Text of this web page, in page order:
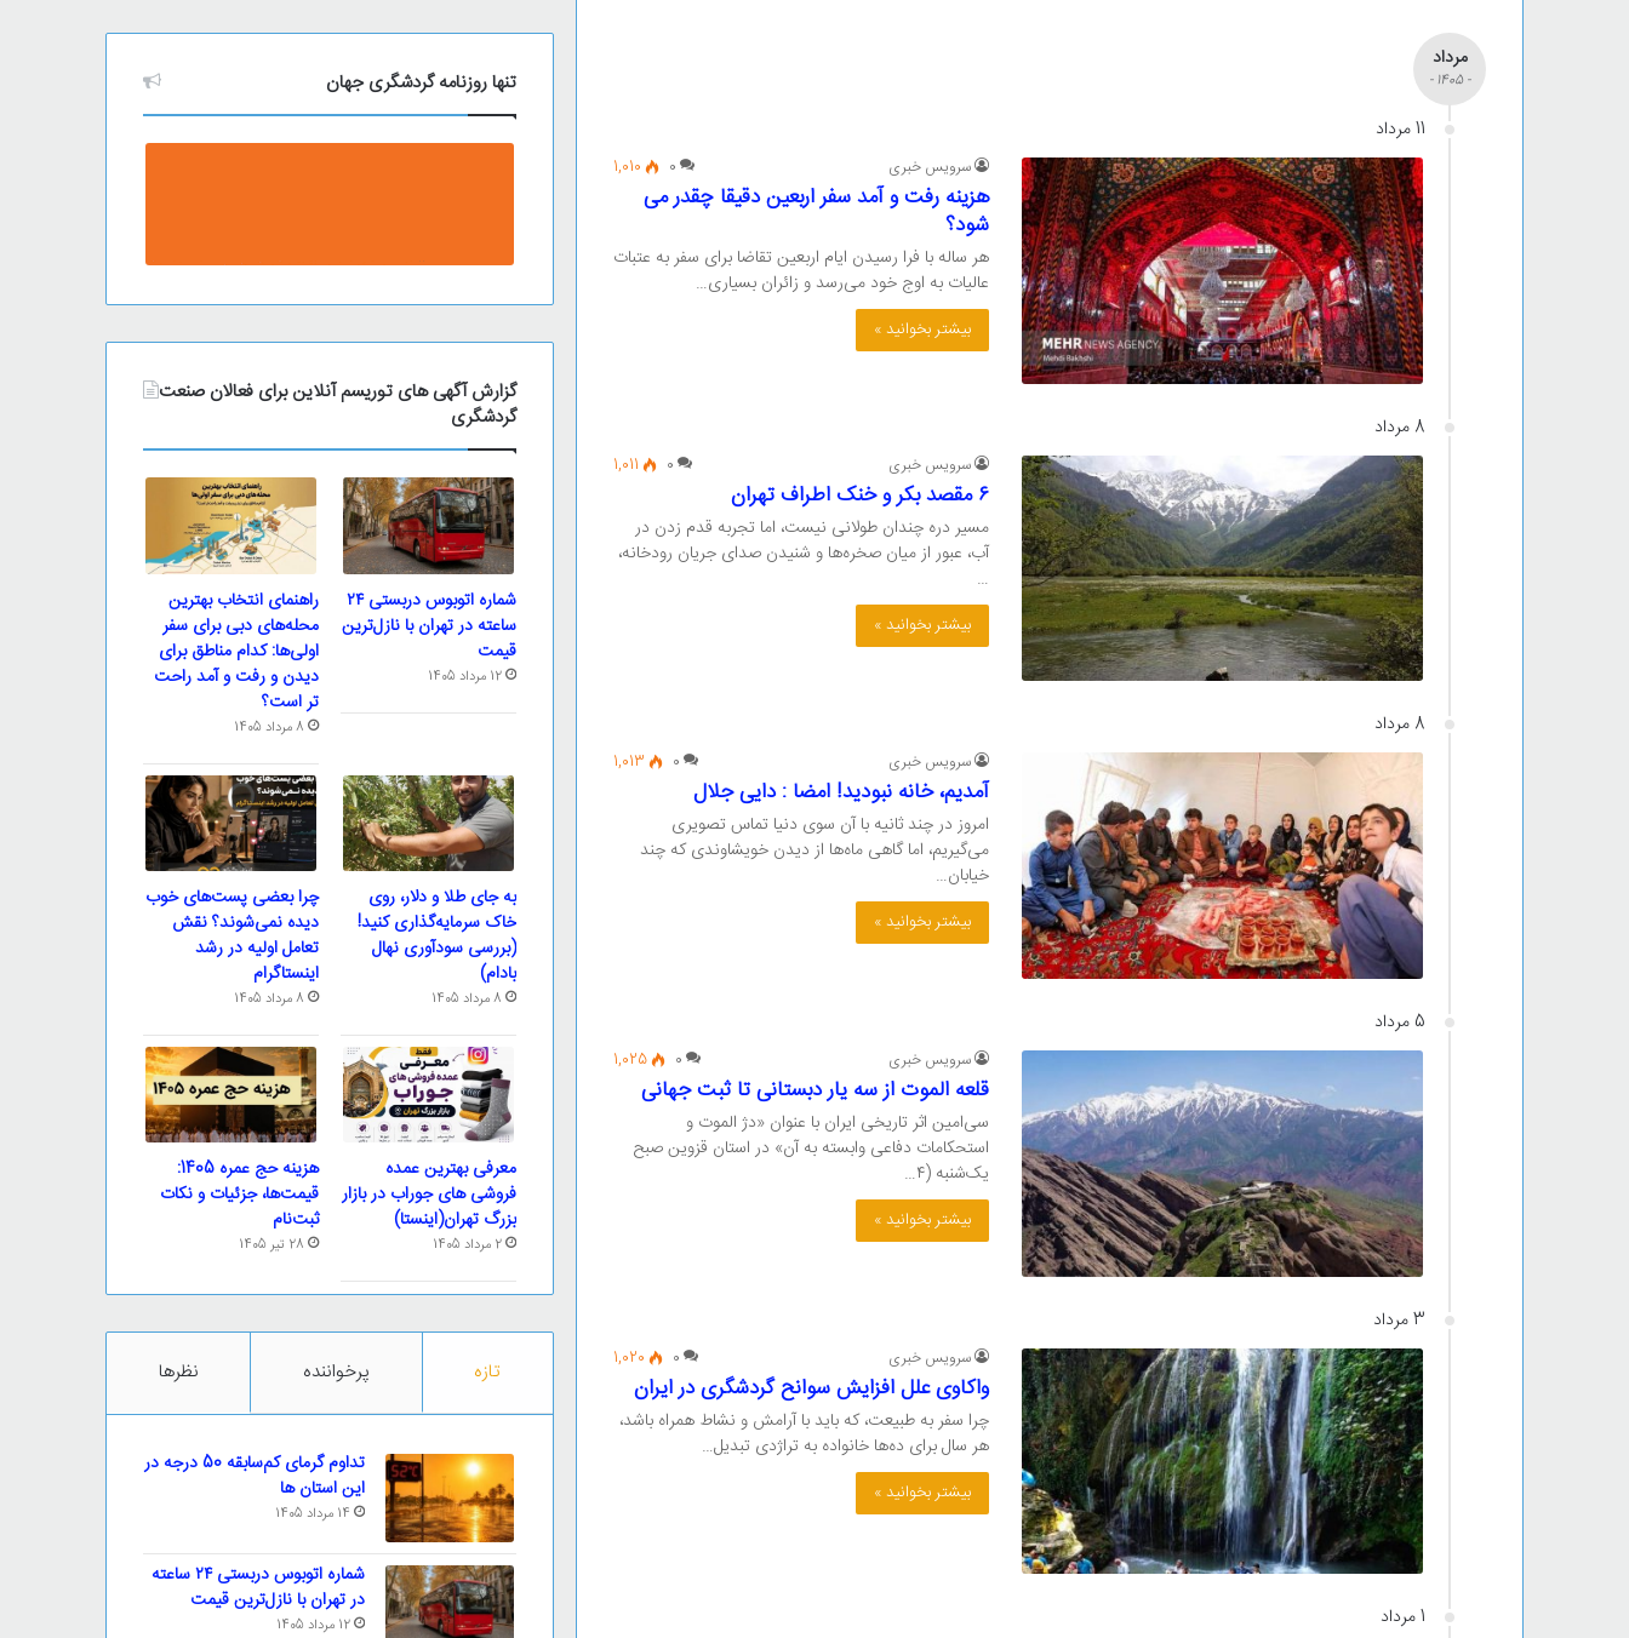
مرداد
- 1405 -
11 مرداد
سرویس خبری 0
1,010
هزینه رفت و آمد سفر اربعین دقیقا چقدر می
شود؟
هر ساله با فرا رسیدن ایام اربعین تقاضا برای سفر به عتبات
عالیات به اوج خود می‌رسد و زائران بسیاری…
بیشتر بخوانید »
8 مرداد
سرویس خبری 0
1,011
۶ مقصد بکر و خنک اطراف تهران
مسیر دره چندان طولانی نیست، اما تجربه قدم زدن در
آب، عبور از میان صخره‌ها و شنیدن صدای جریان رودخانه،
…
بیشتر بخوانید »
8 مرداد
سرویس خبری 0
1,013
آمدیم، خانه نبودید! امضا : دایی جلال
امروز در چند ثانیه با آن سوی دنیا تماس تصویری
می‌گیریم، اما گاهی ماه‌ها از دیدن خویشاوندی که چند
خیابان…
بیشتر بخوانید »
5 مرداد
سرویس خبری 0
1,025
قلعه الموت از سه یار دبستانی تا ثبت جهانی
سی‌امین اثر تاریخی ایران با عنوان «دژ الموت و
استحکامات دفاعی وابسته به آن» در استان قزوین صبح
یک‌شنبه (۴…
بیشتر بخوانید »
3 مرداد
سرویس خبری 0
1,020
واکاوی علل افزایش سوانح گردشگری در ایران
چرا سفر به طبیعت، که باید با آرامش و نشاط همراه باشد،
هر سال برای ده‌ها خانواده به تراژدی تبدیل…
بیشتر بخوانید »
1 مرداد
و
تنها روزنامه گردشگری جهان
گزارش آگهی های توریسم آنلاین برای فعالان صنعت
گردشگری
شماره اتوبوس دربستی ۲۴
ساعته در تهران با نازل‌ترین
قیمت
12 مرداد 1405
راهنمای انتخاب بهترین
محله‌های دبی برای سفر
اولی‌ها: کدام مناطق برای
دیدن و رفت و آمد راحت
تر است؟
8 مرداد 1405
به جای طلا و دلار، روی
خاک سرمایه‌گذاری کنید!
(بررسی سودآوری نهال
بادام)
8 مرداد 1405
چرا بعضی پست‌های خوب
دیده نمی‌شوند؟ نقش
تعامل اولیه در رشد
اینستاگرام
8 مرداد 1405
معرفی بهترین عمده
فروشی های جوراب در بازار
بزرگ تهران(اینستا)
2 مرداد 1405
هزینه حج عمره 1405:
قیمت‌ها، جزئیات و نکات
ثبت‌نام
28 تیر 1405
تازه پرخواننده نظرها
تداوم گرمای کم‌سابقه 50 درجه در
این استان ها
14 مرداد 1405
شماره اتوبوس دربستی ۲۴ ساعته
در تهران با نازل‌ترین قیمت
12 مرداد 1405